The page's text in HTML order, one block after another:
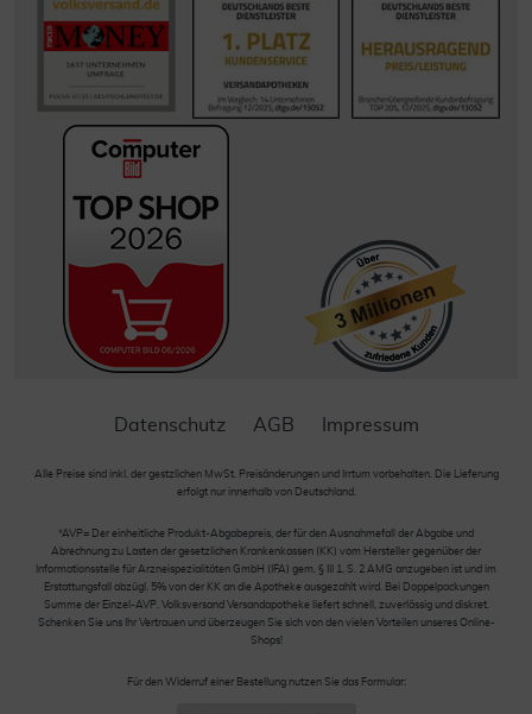
Datenschutz AGB Impressum
Alle Preise sind inkl. der gestzlichen MwSt. Preisänderungen und Irrtum vorbehalten. Die Lieferung
erfolgt nur innerhalb von Deutschland.
*AVP= Der einheitliche Produkt-Abgabepreis, der für den Ausnahmefall der Abgabe und
Abrechnung zu Lasten der gesetzlichen Krankenkassen (KK) vom Hersteller gegenüber der
Informationsstelle für Arzneispezialitäten GmbH (IFA) gem. § III 1, S. 2 AMG anzugeben ist und im
Erstattungsfall abzügl. 5% von der KK an die Apotheke ausgezahlt wird. Bei Doppelpackungen
Summe der Einzel-AVP. Volksversand Versandapotheke liefert schnell, zuverlässig und diskret.
Schenken Sie uns Ihr Vertrauen und überzeugen Sie sich von den vielen Vorteilen unseres Online-
Shops!
Für den Widerruf einer Bestellung nutzen Sie das Formular: